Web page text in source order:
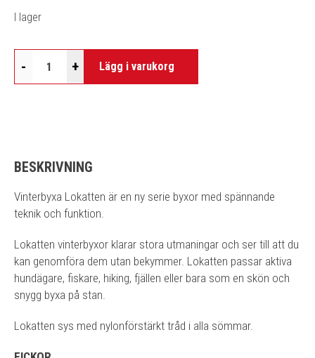
I lager
- + Lägg i varukorg
BESKRIVNING
Vinterbyxa Lokatten är en ny serie byxor med spännande
teknik och funktion.
Lokatten vinterbyxor klarar stora utmaningar och ser till att du
kan genomföra dem utan bekymmer. Lokatten passar aktiva
hundägare, fiskare, hiking, fjällen eller bara som en skön och
snygg byxa på stan.
Lokatten sys med nylonförstärkt tråd i alla sömmar.